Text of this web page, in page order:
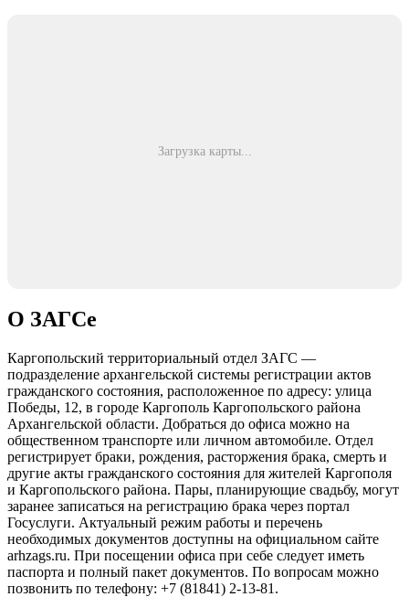
Загрузка карты...
О ЗАГСе
Каргопольский территориальный отдел ЗАГС —
подразделение архангельской системы регистрации актов
гражданского состояния, расположенное по адресу: улица
Победы, 12, в городе Каргополь Каргопольского района
Архангельской области. Добраться до офиса можно на
общественном транспорте или личном автомобиле. Отдел
регистрирует браки, рождения, расторжения брака, смерть и
другие акты гражданского состояния для жителей Каргополя
и Каргопольского района. Пары, планирующие свадьбу, могут
заранее записаться на регистрацию брака через портал
Госуслуги. Актуальный режим работы и перечень
необходимых документов доступны на официальном сайте
arhzags.ru. При посещении офиса при себе следует иметь
паспорта и полный пакет документов. По вопросам можно
позвонить по телефону: +7 (81841) 2-13-81.